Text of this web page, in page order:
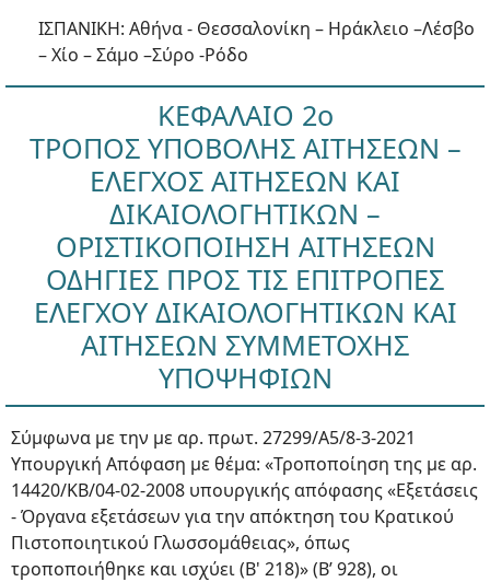
ΙΣΠΑΝΙΚΗ: Αθήνα - Θεσσαλονίκη – Ηράκλειο –Λέσβο
– Χίο – Σάμο –Σύρο -Ρόδο
ΚΕΦΑΛΑΙΟ 2ο
ΤΡΟΠΟΣ ΥΠΟΒΟΛΗΣ ΑΙΤΗΣΕΩΝ –
ΕΛΕΓΧΟΣ ΑΙΤΗΣΕΩΝ ΚΑΙ
ΔΙΚΑΙΟΛΟΓΗΤΙΚΩΝ –
ΟΡΙΣΤΙΚΟΠΟΙΗΣΗ ΑΙΤΗΣΕΩΝ
ΟΔΗΓΙΕΣ ΠΡΟΣ ΤΙΣ ΕΠΙΤΡΟΠΕΣ
ΕΛΕΓΧΟΥ ΔΙΚΑΙΟΛΟΓΗΤΙΚΩΝ ΚΑΙ
ΑΙΤΗΣΕΩΝ ΣΥΜΜΕΤΟΧΗΣ
ΥΠΟΨΗΦΙΩΝ
Σύμφωνα με την με αρ. πρωτ. 27299/Α5/8-3-2021
Υπουργική Απόφαση με θέμα: «Τροποποίηση της με αρ.
14420/ΚΒ/04-02-2008 υπουργικής απόφασης «Εξετάσεις
- Όργανα εξετάσεων για την απόκτηση του Κρατικού
Πιστοποιητικού Γλωσσομάθειας», όπως
τροποποιήθηκε και ισχύει (Β' 218)» (Β’ 928), οι